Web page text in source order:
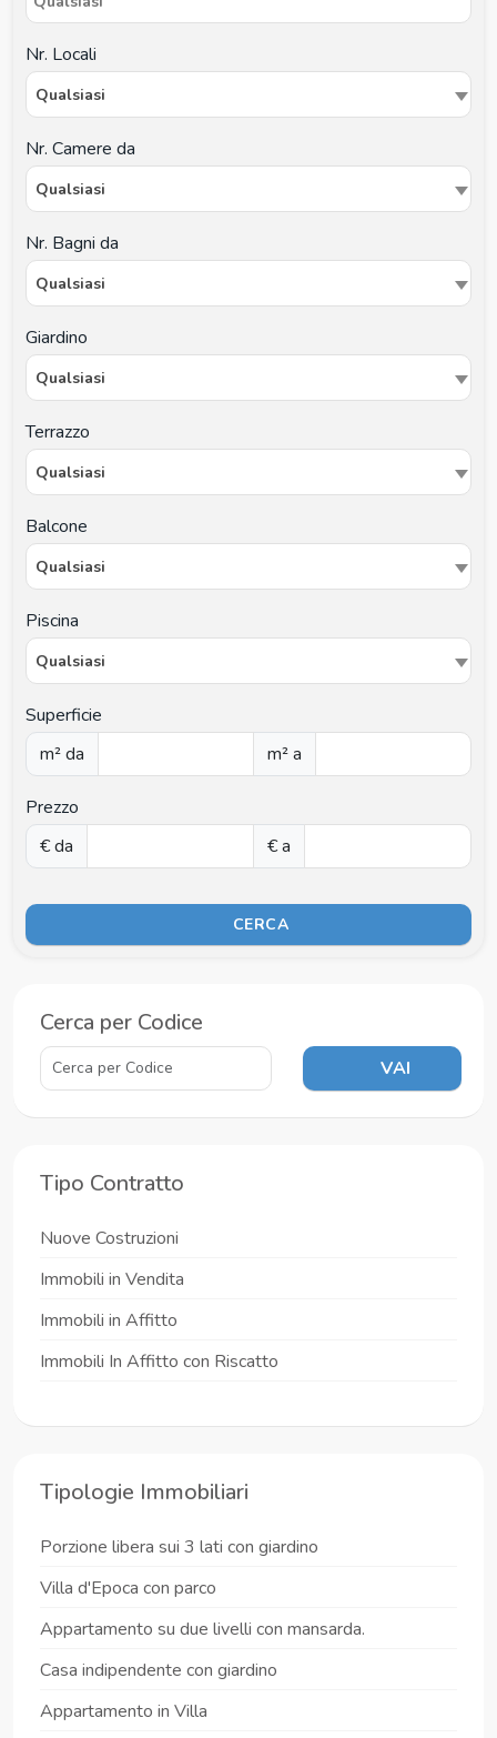
Nr. Locali
Qualsiasi
Nr. Camere da
Qualsiasi
Nr. Bagni da
Qualsiasi
Giardino
Qualsiasi
Terrazzo
Qualsiasi
Balcone
Qualsiasi
Piscina
Qualsiasi
Superficie
m² da
m² a
Prezzo
€ da
€ a
CERCA
Cerca per Codice
VAI
Tipo Contratto
Nuove Costruzioni
Immobili in Vendita
Immobili in Affitto
Immobili In Affitto con Riscatto
Tipologie Immobiliari
Porzione libera sui 3 lati con giardino
Villa d'Epoca con parco
Appartamento su due livelli con mansarda.
Casa indipendente con giardino
Appartamento in Villa